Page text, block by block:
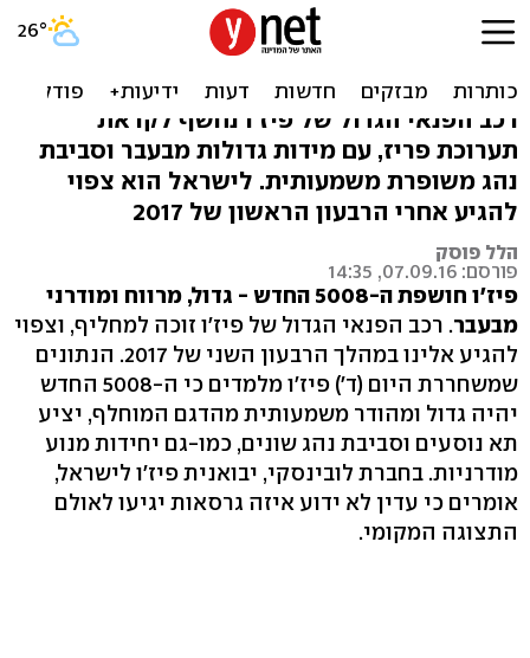
פיז'ו 5008 חדשה - תגיע
רכב הפנאי הגדול של פיז'ו נחשף לקראת
תערוכת פריז, עם מידות גדולות מבעבר וסביבת
נהג משופרת משמעותית. לישראל הוא צפוי
להגיע אחרי הרבעון הראשון של 2017
הלל פוסק
פורסם: 07.09.16, 14:35
פיז'ו חושפת ה-5008 החדש - גדול, מרווח ומודרני
מבעבר. רכב הפנאי הגדול של פיז'ו זוכה למחליף, וצפוי
להגיע אלינו במהלך הרבעון השני של 2017. הנתונים
שמשחררת היום (ד') פיז'ו מלמדים כי ה-5008 החדש
יהיה גדול ומהודר משמעותית מהדגם המוחלף, יציע
תא נוסעים וסביבת נהג שונים, כמו-גם יחידות מנוע
מודרניות. בחברת לובינסקי, יבואנית פיז'ו לישראל,
אומרים כי עדין לא ידוע איזה גרסאות יגיעו לאולם
התצוגה המקומי.